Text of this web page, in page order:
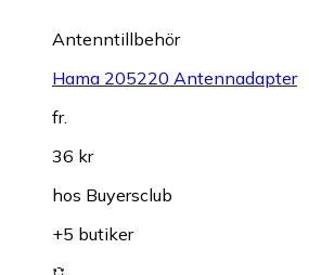
Antenntillbehör
Hama 205220 Antennadapter
fr.
36 kr
hos Buyersclub
+5 butiker